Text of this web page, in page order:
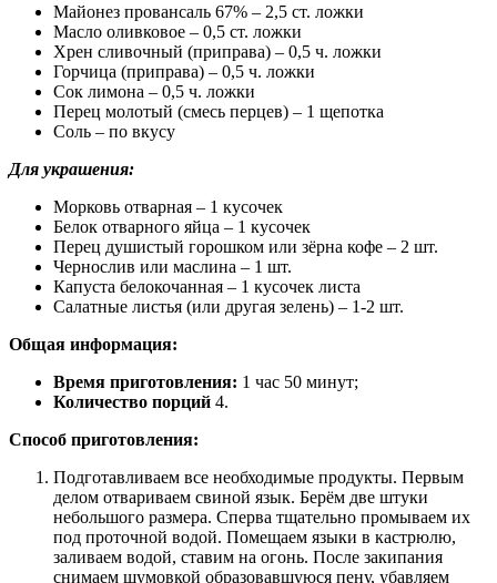
Майонез провансаль 67% – 2,5 ст. ложки
Масло оливковое – 0,5 ст. ложки
Хрен сливочный (приправа) – 0,5 ч. ложки
Горчица (приправа) – 0,5 ч. ложки
Сок лимона – 0,5 ч. ложки
Перец молотый (смесь перцев) – 1 щепотка
Соль – по вкусу
Для украшения:
Морковь отварная – 1 кусочек
Белок отварного яйца – 1 кусочек
Перец душистый горошком или зёрна кофе – 2 шт.
Чернослив или маслина – 1 шт.
Капуста белокочанная – 1 кусочек листа
Салатные листья (или другая зелень) – 1-2 шт.
Общая информация:
Время приготовления: 1 час 50 минут;
Количество порций 4.
Способ приготовления:
Подготавливаем все необходимые продукты. Первым
делом отвариваем свиной язык. Берём две штуки
небольшого размера. Сперва тщательно промываем их
под проточной водой. Помещаем языки в кастрюлю,
заливаем водой, ставим на огонь. После закипания
снимаем шумовкой образовавшуюся пену, убавляем